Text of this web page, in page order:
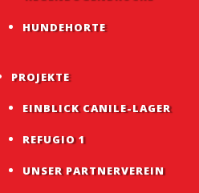
HUNDEHORTE
PROJEKTE
EINBLICK CANILE-LAGER
REFUGIO 1
UNSER PARTNERVEREIN